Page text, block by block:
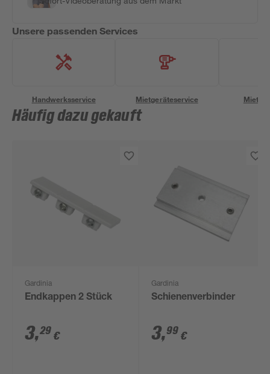
Unsere passenden Services
Handwerksservice Mietgeräteservice
Häufig dazu gekauft
Gardinia
Endkappen 2 Stück
3,29 €
Gardinia
Schienenverbinder
3,99 €